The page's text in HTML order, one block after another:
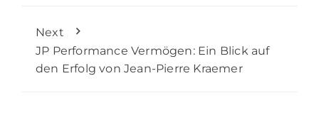
Next
JP Performance Vermögen: Ein Blick auf
den Erfolg von Jean-Pierre Kraemer